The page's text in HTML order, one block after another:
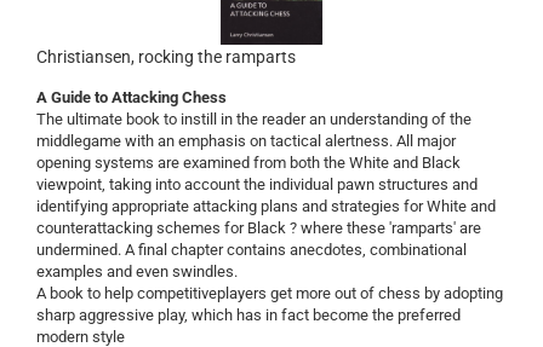
Christiansen, rocking the ramparts
A Guide to Attacking Chess
The ultimate book to instill in the reader an understanding of the
middlegame with an emphasis on tactical alertness. All major
opening systems are examined from both the White and Black
viewpoint, taking into account the individual pawn structures and
identifying appropriate attacking plans and strategies for White and
counterattacking schemes for Black ? where these 'ramparts' are
undermined. A final chapter contains anecdotes, combinational
examples and even swindles.
A book to help competitiveplayers get more out of chess by adopting
sharp aggressive play, which has in fact become the preferred
modern style